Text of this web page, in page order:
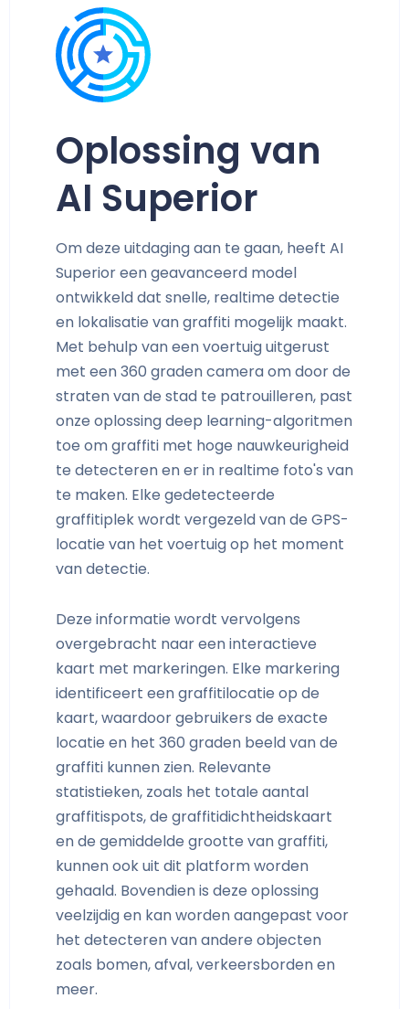
Oplossing van
AI Superior
Om deze uitdaging aan te gaan, heeft AI
Superior een geavanceerd model
ontwikkeld dat snelle, realtime detectie
en lokalisatie van graffiti mogelijk maakt.
Met behulp van een voertuig uitgerust
met een 360 graden camera om door de
straten van de stad te patrouilleren, past
onze oplossing deep learning-algoritmen
toe om graffiti met hoge nauwkeurigheid
te detecteren en er in realtime foto's van
te maken. Elke gedetecteerde
graffitiplek wordt vergezeld van de GPS-
locatie van het voertuig op het moment
van detectie.
Deze informatie wordt vervolgens
overgebracht naar een interactieve
kaart met markeringen. Elke markering
identificeert een graffitilocatie op de
kaart, waardoor gebruikers de exacte
locatie en het 360 graden beeld van de
graffiti kunnen zien. Relevante
statistieken, zoals het totale aantal
graffitispots, de graffitidichtheidskaart
en de gemiddelde grootte van graffiti,
kunnen ook uit dit platform worden
gehaald. Bovendien is deze oplossing
veelzijdig en kan worden aangepast voor
het detecteren van andere objecten
zoals bomen, afval, verkeersborden en
meer.